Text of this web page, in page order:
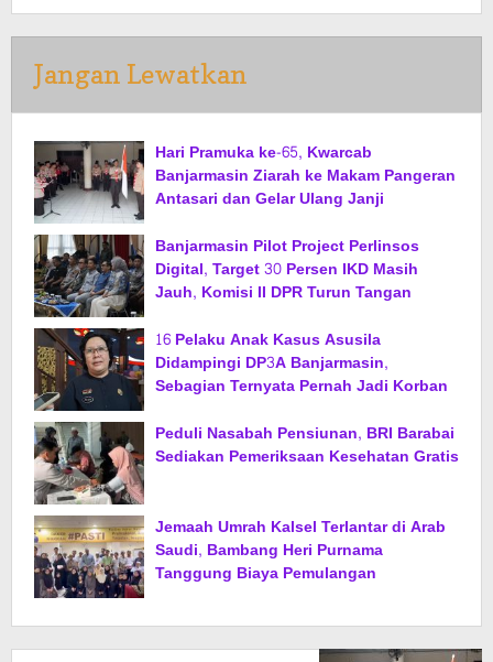
Jangan Lewatkan
Hari Pramuka ke-65, Kwarcab
Banjarmasin Ziarah ke Makam Pangeran
Antasari dan Gelar Ulang Janji
Banjarmasin Pilot Project Perlinsos
Digital, Target 30 Persen IKD Masih
Jauh, Komisi II DPR Turun Tangan
16 Pelaku Anak Kasus Asusila
Didampingi DP3A Banjarmasin,
Sebagian Ternyata Pernah Jadi Korban
Peduli Nasabah Pensiunan, BRI Barabai
Sediakan Pemeriksaan Kesehatan Gratis
Jemaah Umrah Kalsel Terlantar di Arab
Saudi, Bambang Heri Purnama
Tanggung Biaya Pemulangan